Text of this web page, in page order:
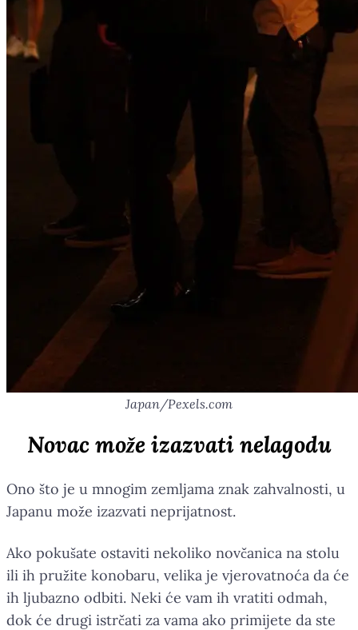
Japan/Pexels.com
Novac može izazvati nelagodu
Ono što je u mnogim zemljama znak zahvalnosti, u
Japanu može izazvati neprijatnost.
Ako pokušate ostaviti nekoliko novčanica na stolu
ili ih pružite konobaru, velika je vjerovatnoća da će
ih ljubazno odbiti. Neki će vam ih vratiti odmah,
dok će drugi istrčati za vama ako primijete da ste